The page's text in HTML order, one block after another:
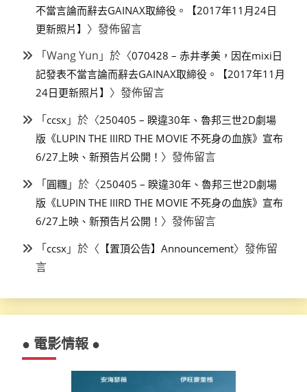
不當言論而辭去GAINAX取締役。【2017年11月24日
更新照片】 〉發佈留言
「Wang Yun 」於〈070428 – 赤井孝美，因在mixi日
記發表不當言論而辭去GAINAX取締役。【2017年11月
24日更新照片】 〉發佈留言
「ccsx 」於〈250405 – 睽違30年、魯邦三世2D劇場
版《LUPIN THE IIIRD THE MOVIE 不死身の血族》宣布
6/27上映、新預告片公開！ 〉發佈留言
「圓糰 」於〈250405 – 睽違30年、魯邦三世2D劇場
版《LUPIN THE IIIRD THE MOVIE 不死身の血族》宣布
6/27上映、新預告片公開！ 〉發佈留言
「ccsx 」於〈 【置頂公告】Announcement〉發佈留
言
● 電影情報 ●